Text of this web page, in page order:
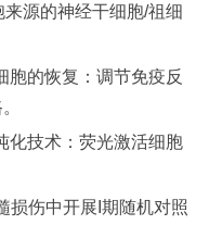
源的神经干细胞/祖细
的恢复：调节免疫反
技术：荧光激活细胞
伤中开展I期随机对照